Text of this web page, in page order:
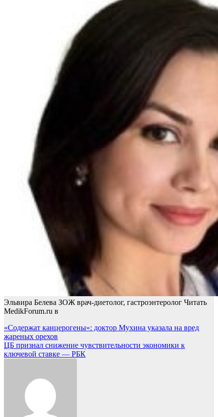
Эльвира Белева ЗОЖ врач-диетолог, гастроэнтеролог Читать
MedikForum.ru в
Навигация
по
записям
«Содержат канцерогены»: доктор Мухина указала на вред
жареных орехов
ЦБ признал снижение чувствительности экономики к
ключевой ставке — РБК